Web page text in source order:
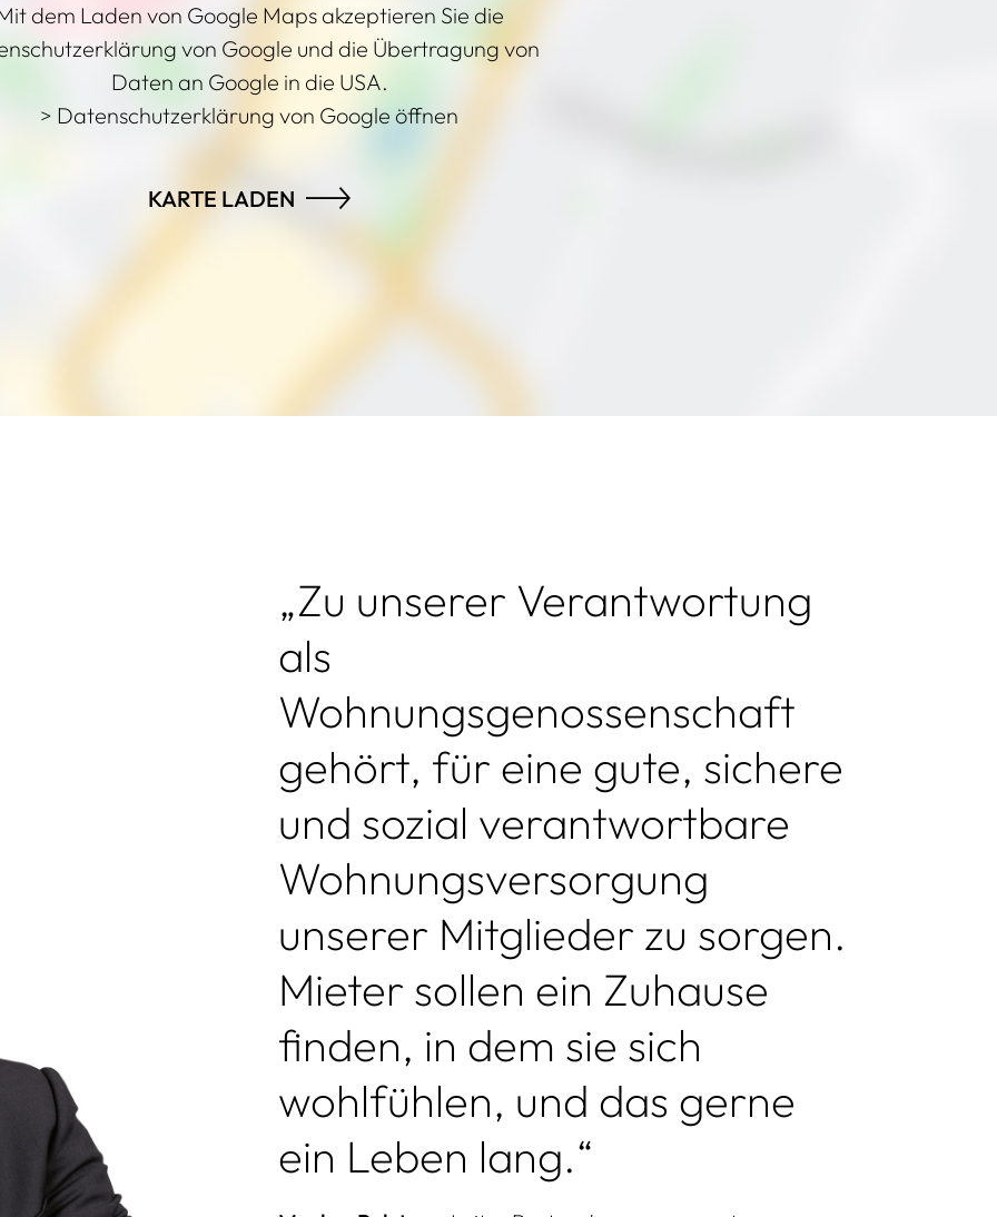
dem Laden von Google Maps akzeptieren Sie die
von Google und die Übertragung von
Daten an Google in die USA.
> Datenschutzerklärung von Google öffnen
KARTE LADEN
„Zu unserer Verantwortung
als
Wohnungsgenossenschaft
gehört, für eine gute, sichere
und sozial verantwortbare
Wohnungsversorgung
unserer Mitglieder zu sorgen.
Mieter sollen ein Zuhause
finden, in dem sie sich
wohlfühlen, und das gerne
ein Leben lang.“